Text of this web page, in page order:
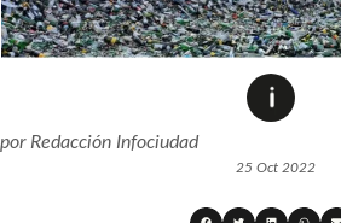
porRedacción Infociudad
25 Oct 2022